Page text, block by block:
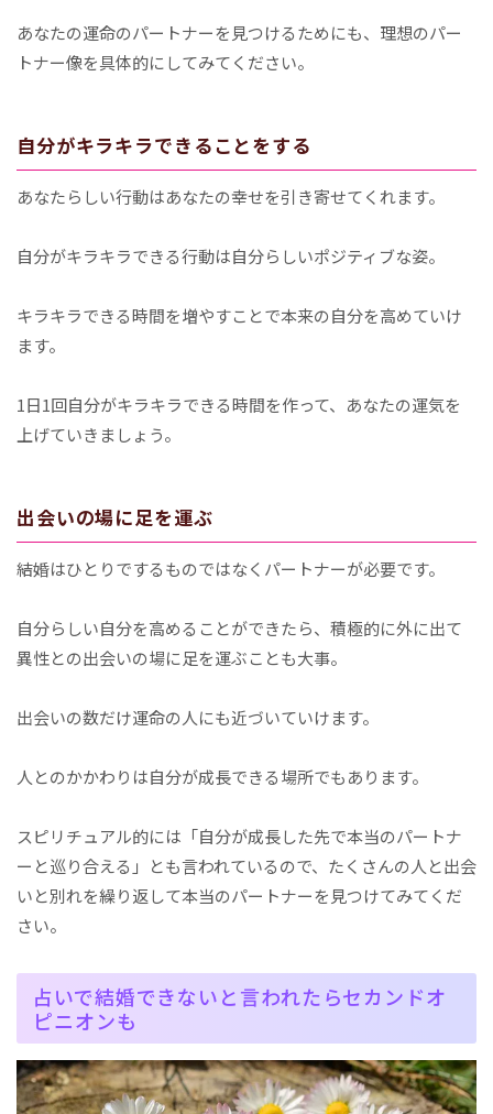
あなたの運命のパートナーを見つけるためにも、理想のパー
トナー像を具体的にしてみてください。
自分がキラキラできることをする
あなたらしい行動はあなたの幸せを引き寄せてくれます。
自分がキラキラできる行動は自分らしいポジティブな姿。
キラキラできる時間を増やすことで本来の自分を高めていけ
ます。
1日1回自分がキラキラできる時間を作って、あなたの運気を
上げていきましょう。
出会いの場に足を運ぶ
結婚はひとりでするものではなくパートナーが必要です。
自分らしい自分を高めることができたら、積極的に外に出て
異性との出会いの場に足を運ぶことも大事。
出会いの数だけ運命の人にも近づいていけます。
人とのかかわりは自分が成長できる場所でもあります。
スピリチュアル的には「自分が成長した先で本当のパートナ
ーと巡り合える」とも言われているので、たくさんの人と出会
いと別れを繰り返して本当のパートナーを見つけてみてくだ
さい。
占いで結婚できないと言われたらセカンドオ
ピニオンも